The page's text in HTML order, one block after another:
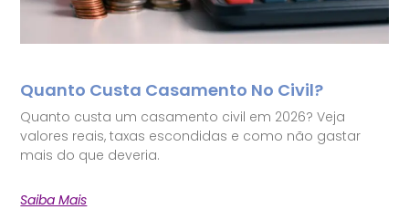
Quanto Custa Casamento No Civil?
Quanto custa um casamento civil em 2026? Veja
valores reais, taxas escondidas e como não gastar
mais do que deveria.
Saiba Mais